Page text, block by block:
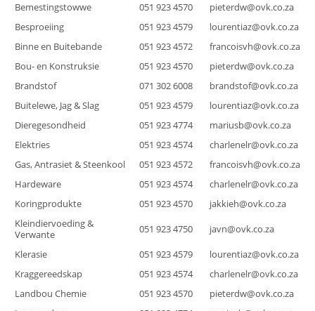
Bemestingstowwe
051 9234570
pieterdw@ovk.co.za
Besproeiing
051 9234579
lourentiaz@ovk.co.za
Binne en Buitebande
051 9234572
francoisvh@ovk.co.za
Bou- en Konstruksie
051 9234570
pieterdw@ovk.co.za
Brandstof
071 302 6008
brandstof@ovk.co.za
Buitelewe, Jag & Slag
051 9234579
lourentiaz@ovk.co.za
Dieregesondheid
051 9234774
mariusb@ovk.co.za
Elektries
051 9234574
charlenelr@ovk.co.za
Gas, Antrasiet & Steenkool
051 9234572
francoisvh@ovk.co.za
Hardeware
051 923 4574
charlenelr@ovk.co.za
Koringprodukte
051 923 4570
jakkieh@ovk.co.za
Kleindiervoeding &
Verwante
051 923 4750 javn@ovk.co.za
Klerasie 051 9234579
lourentiaz@ovk.co.za
Kraggereedskap
051 923 4574
charlenelr@ovk.co.za
Landbou Chemie
051 9234570
pieterdw@ovk.co.za